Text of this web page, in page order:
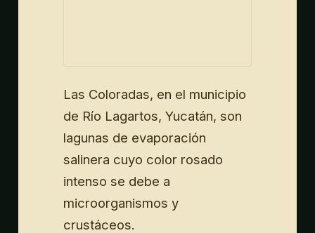
Las Coloradas, en el municipio
de Río Lagartos, Yucatán, son
lagunas de evaporación
salinera cuyo color rosado
intenso se debe a
microorganismos y
crustáceos.